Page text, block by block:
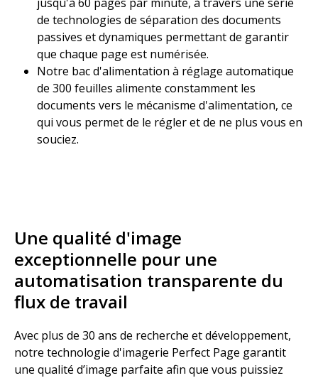
de technologies de séparation des documents
passives et dynamiques permettant de garantir
que chaque page est numérisée.​
Notre bac d'alimentation à réglage automatique
de 300 feuilles alimente constamment les
documents vers le mécanisme d'alimentation, ce
qui vous permet de le régler et de ne plus vous en
souciez.​
Une qualité d'image
exceptionnelle pour une
automatisation transparente du
flux de travail​
Avec plus de 30 ans de recherche et développement,
notre technologie d'imagerie Perfect Page garantit
une qualité d’image parfaite afin que vous puissiez